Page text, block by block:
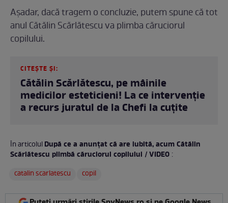
Așadar, dacă tragem o concluzie, putem spune că tot
anul Cătălin Scărlătescu va plimba căruciorul
copilului.
CITEȘTE ȘI:
Cătălin Scărlătescu, pe mâinile
medicilor esteticieni! La ce intervenție
a recurs juratul de la Chefi la cuțite
În articolulDupă ce a anunțat că are iubită, acum Cătălin
Scărlătescu plimbă căruciorul copilului / VIDEO :
catalin scarlatescu
copil